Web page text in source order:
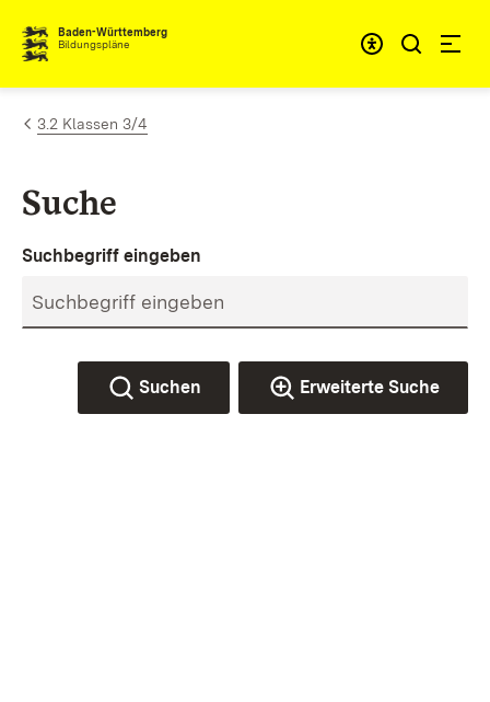
Zum Inhalt springen
Baden-Württemberg
Bildungspläne
3.2 Klassen 3/4
Suche
Suchbegriff eingeben
Suchen Erweiterte Suche